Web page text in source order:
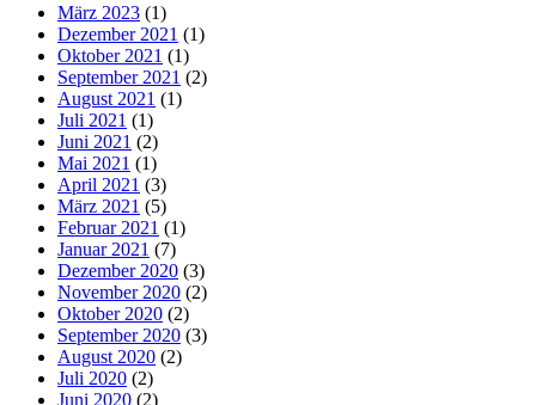
März 2023 (1)
Dezember 2021 (1)
Oktober 2021 (1)
September 2021 (2)
August 2021 (1)
Juli 2021 (1)
Juni 2021 (2)
Mai 2021 (1)
April 2021 (3)
März 2021 (5)
Februar 2021 (1)
Januar 2021 (7)
Dezember 2020 (3)
November 2020 (2)
Oktober 2020 (2)
September 2020 (3)
August 2020 (2)
Juli 2020 (2)
Juni 2020 (2)